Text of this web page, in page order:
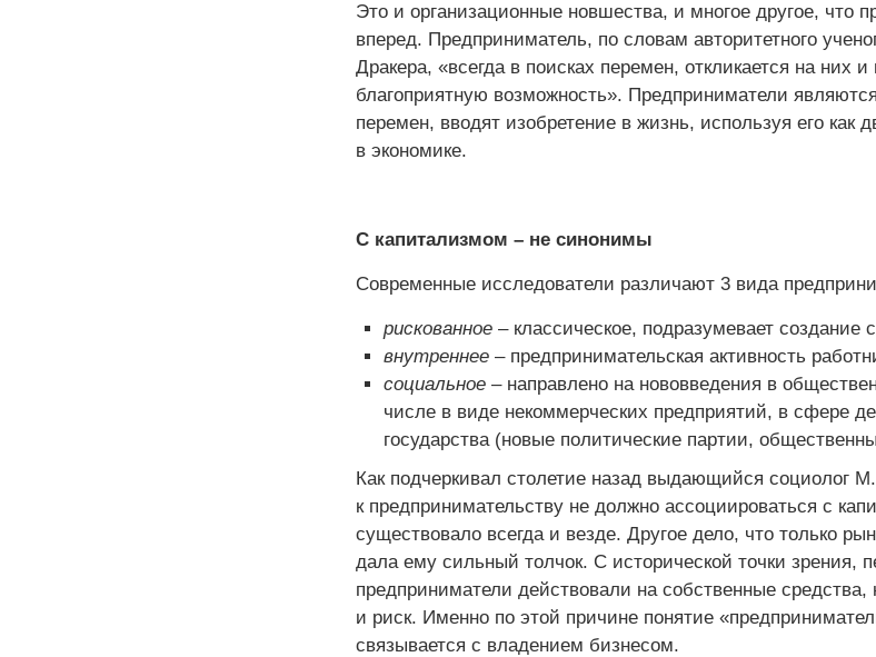
Это и организационные новшества, и многое другое, что
вперед. Предприниматель, по словам авторитетного
Дракера, «всегда в поисках перемен, откликается на них и
благоприятную возможность». Предприниматели
перемен, вводят изобретение в жизнь, используя его как
в экономике.
С капитализмом – не синонимы
Современные исследователи различают 3 вида
рискованное– классическое, подразумевает создание
внутреннее– предпринимательская активность
социальное– направлено на нововведения в
числе в виде некоммерческих предприятий, в сфере
государства (новые политические партии,
Как подчеркивал столетие назад выдающийся социолог
к предпринимательству не должно ассоциироваться с
существовало всегда и везде. Другое дело, что только
дала ему сильный толчок. С исторической точки зрения,
предприниматели действовали на собственные средства,
и риск. Именно по этой причине понятие
связывается с владением бизнесом.